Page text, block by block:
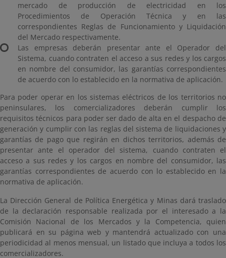
mercado de producción de electricidad en los
Procedimientos de Operación Técnica y en las
correspondientes Reglas de Funcionamiento y Liquidación
del Mercado respectivamente.
Las empresas deberán presentar ante el Operador del
Sistema, cuando contraten el acceso a sus redes y los cargos
en nombre del consumidor, las garantías correspondientes
de acuerdo con lo establecido en la normativa de aplicación.
Para poder operar en los sistemas eléctricos de los territorios no
peninsulares, los comercializadores deberán cumplir los
requisitos técnicos para poder ser dado de alta en el despacho de
generación y cumplir con las reglas del sistema de liquidaciones y
garantías de pago que regirán en dichos territorios, además de
presentar ante el operador del sistema, cuando contraten el
acceso a sus redes y los cargos en nombre del consumidor, las
garantías correspondientes de acuerdo con lo establecido en la
normativa de aplicación.
La Dirección General de Política Energética y Minas dará traslado
de la declaración responsable realizada por el interesado a la
Comisión Nacional de los Mercados y la Competencia, quien
publicará en su página web y mantendrá actualizado con una
periodicidad al menos mensual, un listado que incluya a todos los
comercializadores.